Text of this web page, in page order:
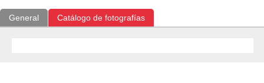
General Catálogo de fotografías